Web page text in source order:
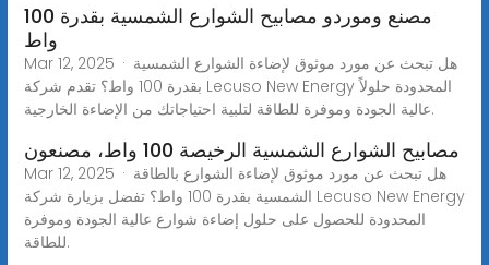
مصنع وموردو مصابيح الشوارع الشمسية بقدرة 100
واط
Mar 12, 2025 · هل تبحث عن مورد موثوق لإضاءة الشوارع الشمسية
بقدرة 100 واط؟ تقدم شركة Lecuso New Energy المحدودة حلولاً
عالية الجودة وموفرة للطاقة لتلبية احتياجاتك من الإضاءة الخارجية.
مصابيح الشوارع الشمسية الرخيصة 100 واط، مصنعون
Mar 12, 2025 · هل تبحث عن مورد موثوق لإضاءة الشوارع بالطاقة
الشمسية بقدرة 100 واط؟ تفضل بزيارة شركة Lecuso New Energy
المحدودة للحصول على حلول إضاءة شوارع عالية الجودة وموفرة
للطاقة.